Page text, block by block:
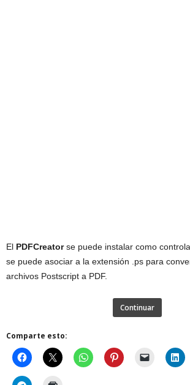
El PDFCreatorse puede instalar como
se puede asociar a la extensión .ps para
archivos Postscript a PDF.
Continuar
Comparte esto: